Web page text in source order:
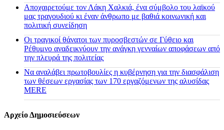
Αποχαιρετούμε τον Λάκη Χαλκιά, ένα σύμβολο του λαϊκού
μας τραγουδιού κι έναν άνθρωπο με βαθιά κοινωνική και
πολιτική συνείδηση
Οι τραγικοί θάνατοι των πυροσβεστών σε Γύθειο και
Ρέθυμνο αναδεικνύουν την ανάγκη γενναίων αποφάσεων από
την πλευρά της πολιτείας
Να αναλάβει πρωτοβουλίες η κυβέρνηση για την διασφάλιση
των θέσεων εργασίας των 170 εργαζόμενων της αλυσίδας
MERE
Αρχείο Δημοσιεύσεων